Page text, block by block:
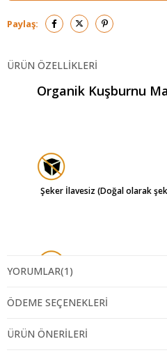
Paylaş:
ÜRÜN ÖZELLIKLERI
Organik Kuşburnu
Şeker İlavesiz (Doğal olarak
YORUMLAR(1)
ÖDEME SEÇENEKLERI
ÜRÜN ÖNERILERI